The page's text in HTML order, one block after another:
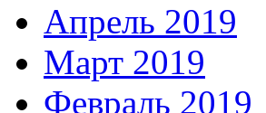
Апрель 2019
Март 2019
Февраль 2019